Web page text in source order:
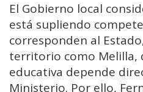
El Gobierno local
está supliendo
corresponden al
territorio como Melilla,
educativa depende
Ministerio. Por ello,